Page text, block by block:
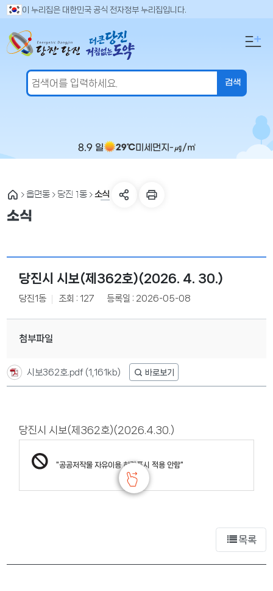
이 누리집은 대한민국 공식 전자정부 누리집입니다.
8.9 일 29℃미세먼지 -㎍/㎥
검
어
입
읍면동 당진 1동 소식
소식
당진시 시보(제362호)(2026. 4. 30.)
당진1동 조회 : 127 등록일 : 2026-05-08
첨부파일
시보362호.pdf (1,161kb)
당진시 시보(제362호)(2026.4.30.)
"공공저작물 자유이용 허락표시 적용 안함"
목록
만
도
의
세